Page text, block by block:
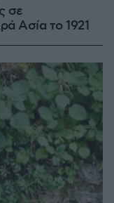
σε
Ασία το 1921